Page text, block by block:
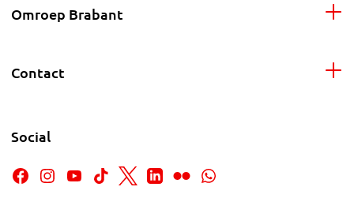
Omroep Brabant
Contact
Social